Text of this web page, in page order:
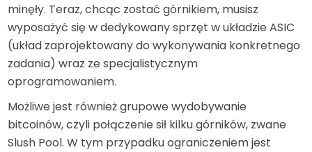
minęły. Teraz, chcąc zostać górnikiem, musisz
wyposażyć się w dedykowany sprzęt w układzie ASIC
(układ zaprojektowany do wykonywania konkretnego
zadania) wraz ze specjalistycznym
oprogramowaniem.
Możliwe jest również grupowe wydobywanie
bitcoinów, czyli połączenie sił kilku górników, zwane
Slush Pool. W tym przypadku ograniczeniem jest